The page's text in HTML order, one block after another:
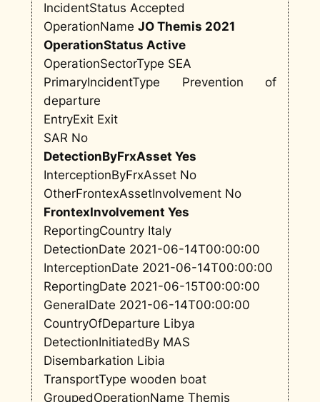
IncidentStatus Accepted
OperationName JO Themis 2021
OperationStatus Active
OperationSectorType SEA
PrimaryIncidentType Prevention of
departure
EntryExit Exit
SAR No
DetectionByFrxAsset Yes
InterceptionByFrxAsset No
OtherFrontexAssetInvolvement No
FrontexInvolvement Yes
ReportingCountry Italy
DetectionDate 2021-06-14T00:00:00
InterceptionDate 2021-06-14T00:00:00
ReportingDate 2021-06-15T00:00:00
GeneralDate 2021-06-14T00:00:00
CountryOfDeparture Libya
DetectionInitiatedBy MAS
Disembarkation Libia
TransportType wooden boat
GroupedOperationName Themis